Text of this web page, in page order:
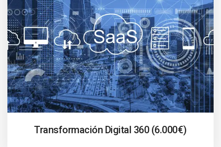
Transformación Digital 360 (6.000€)